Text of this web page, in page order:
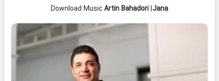
Download Music
Artin Bahadori|Jana